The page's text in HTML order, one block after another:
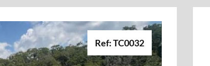
Ref: TC0032